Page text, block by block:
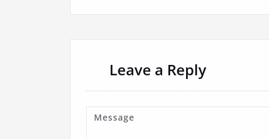
Leave a Reply